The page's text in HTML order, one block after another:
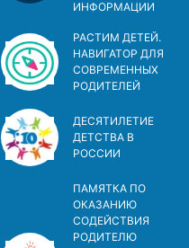
ИНФОРМАЦИИ
РАСТИМ ДЕТЕЙ.
НАВИГАТОР ДЛЯ
СОВРЕМЕННЫХ
РОДИТЕЛЕЙ
ДЕСЯТИЛЕТИЕ
ДЕТСТВА В
РОСCИИ
ПАМЯТКА ПО
ОКАЗАНИЮ
СОДЕЙСТВИЯ
РОДИТЕЛЮ